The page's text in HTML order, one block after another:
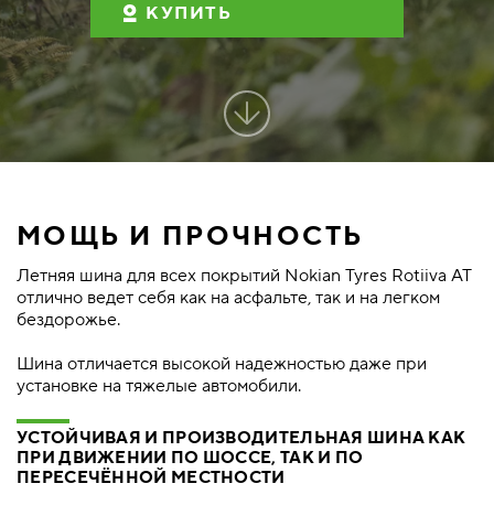
КУПИТЬ
МОЩЬ И ПРОЧНОСТЬ
Летняя шина для всех покрытий Nokian Tyres Rotiiva AT
отлично ведет себя как на асфальте, так и на легком
бездорожье.
Шина отличается высокой надежностью даже при
установке на тяжелые автомобили.
УСТОЙЧИВАЯ И ПРОИЗВОДИТЕЛЬНАЯ ШИНА КАК
ПРИ ДВИЖЕНИИ ПО ШОССЕ, ТАК И ПО
ПЕРЕСЕЧЁННОЙ МЕСТНОСТИ